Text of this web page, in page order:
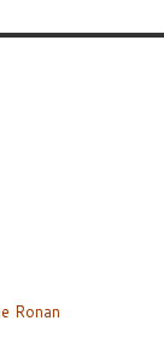
Ronan